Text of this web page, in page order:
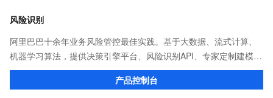
风险识别
阿里巴巴十余年业务风险管控最佳实践。基于大数据、流式计算、
机器学习算法，提供决策引擎平台、风险识别API、专家定制建模等
多维风控服务，一站式解决企业在用户注册、运营活动、交易、信
贷审核等关键业务中所遇到的欺诈问题。
产品控制台